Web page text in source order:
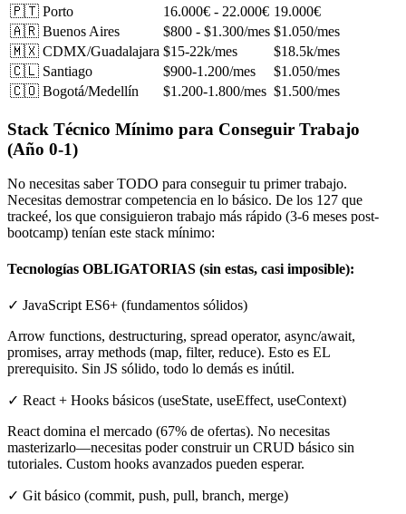
🇵🇹 Porto
16.000€ - 22.000€ 19.000€
🇦🇷 Buenos Aires
$800 - $1.300/mes $1.050/mes
🇲🇽 CDMX/Guadalajara $15-22k/mes
$18.5k/mes
🇨🇱 Santiago
$900-1.200/mes
$1.050/mes
🇨🇴 Bogotá/Medellín
$1.200-1.800/mes $1.500/mes
Stack Técnico Mínimo para Conseguir Trabajo
(Año 0-1)
No necesitas saber TODO para conseguir tu primer trabajo.
Necesitas demostrar competencia en lo básico. De los 127 que
trackeé, los que consiguieron trabajo más rápido (3-6 meses post-
bootcamp) tenían este stack mínimo:
Tecnologías OBLIGATORIAS (sin estas, casi imposible):
✓ JavaScript ES6+ (fundamentos sólidos)
Arrow functions, destructuring, spread operator, async/await,
promises, array methods (map, filter, reduce). Esto es EL
prerequisito. Sin JS sólido, todo lo demás es inútil.
✓ React + Hooks básicos (useState, useEffect, useContext)
React domina el mercado (67% de ofertas). No necesitas
masterizarlo—necesitas poder construir un CRUD básico sin
tutoriales. Custom hooks avanzados pueden esperar.
✓ Git básico (commit, push, pull, branch, merge)